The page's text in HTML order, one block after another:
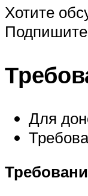
Хотите
Для